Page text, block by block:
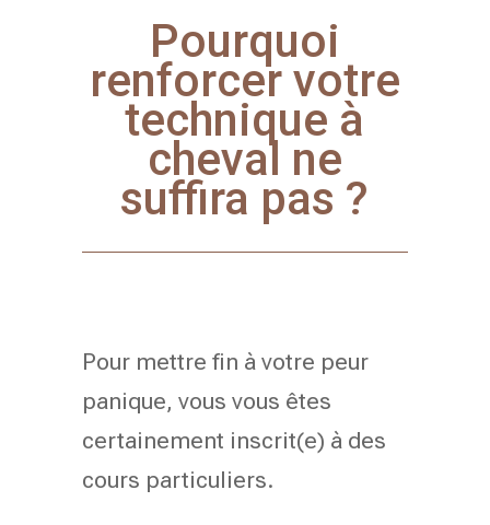
Pourquoi
renforcer votre
technique à
cheval ne
suffira pas ?
Pour mettre fin à votre peur
panique, vous vous êtes
certainement inscrit(e) à des
cours particuliers.